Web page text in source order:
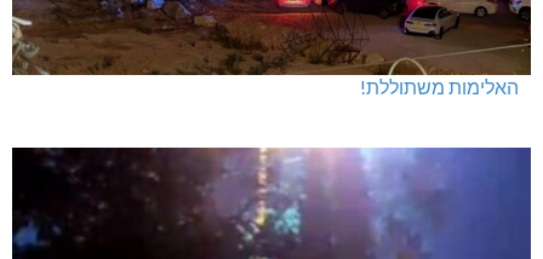
האלימות משתוללת!